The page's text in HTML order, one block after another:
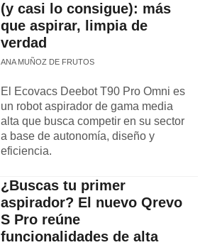
(y casi lo consigue): más
que aspirar, limpia de
verdad
ANA MUÑOZ DE FRUTOS
El Ecovacs Deebot T90 Pro Omni es
un robot aspirador de gama media
alta que busca competir en su sector
a base de autonomía, diseño y
eficiencia.
¿Buscas tu primer
aspirador? El nuevo Qrevo
S Pro reúne
funcionalidades de alta